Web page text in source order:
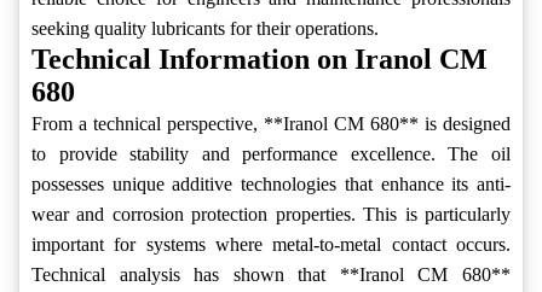
seeking quality lubricants for their operations.
Technical Information on Iranol CM
680
From a technical perspective, **Iranol CM 680** is designed
to provide stability and performance excellence. The oil
possesses unique additive technologies that enhance its anti-
wear and corrosion protection properties. This is particularly
important for systems where metal-to-metal contact occurs.
Technical analysis has shown that **Iranol CM 680**